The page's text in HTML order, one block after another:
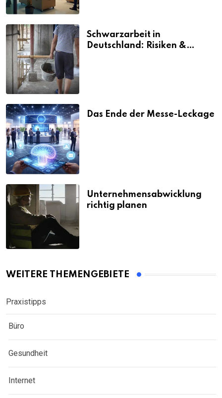
Schwarzarbeit in
Deutschland: Risiken &
Das Ende der Messe-Leckage
Unternehmensabwicklung
richtig planen
WEITERE THEMENGEBIETE
Praxistipps
Büro
Gesundheit
Internet